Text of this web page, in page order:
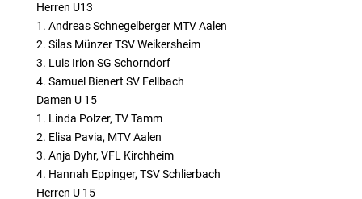
Herren U13
1. Andreas Schnegelberger MTV Aalen
2. Silas Münzer TSV Weikersheim
3. Luis Irion SG Schorndorf
4. Samuel Bienert SV Fellbach
Damen U 15
1. Linda Polzer, TV Tamm
2. Elisa Pavia, MTV Aalen
3. Anja Dyhr, VFL Kirchheim
4. Hannah Eppinger, TSV Schlierbach
Herren U 15